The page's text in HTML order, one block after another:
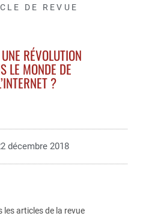
DE REVUE
RÉVOLUTION
LE MONDE DE
?
décembre 2018
les articles de la revue